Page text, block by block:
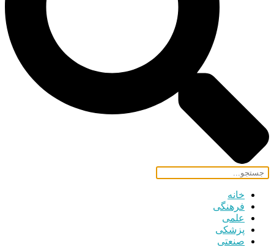
خانه
فرهنگی
علمی
پزشکی
صنعتی